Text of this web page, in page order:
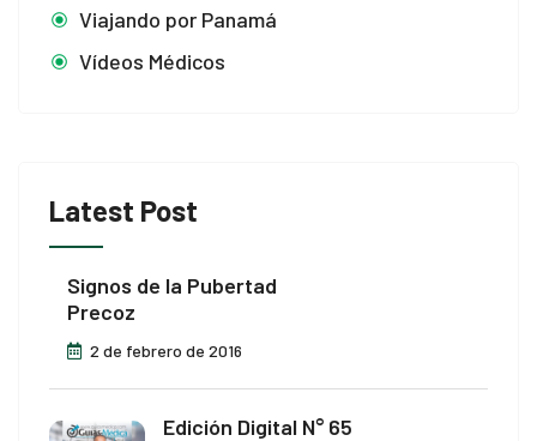
Panel
Panel
panel
panel
panel
Viajando por Panamá
Vídeos Médicos
Latest Post
Signos de la Pubertad
Precoz
2 de febrero de 2016
Edición Digital N° 65